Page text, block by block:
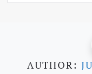
AUTHOR: